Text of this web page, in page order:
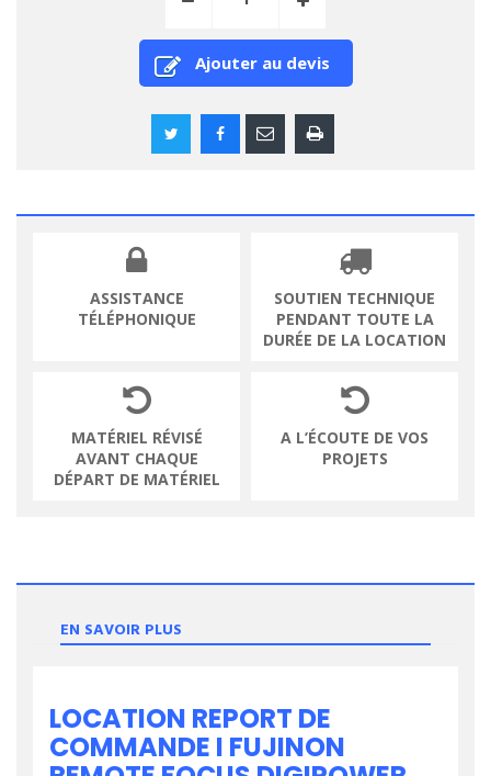
Ajouter au devis
ASSISTANCE
TÉLÉPHONIQUE
SOUTIEN TECHNIQUE
PENDANT TOUTE LA
DURÉE DE LA LOCATION
MATÉRIEL RÉVISÉ
AVANT CHAQUE
DÉPART DE MATÉRIEL
A L’ÉCOUTE DE VOS
PROJETS
EN SAVOIR PLUS
LOCATION REPORT DE
COMMANDE I FUJINON